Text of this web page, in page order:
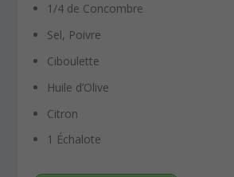
1/4 de Concombre
Sel, Poivre
Ciboulette
Huile d’Olive
Citron
1 Échalote